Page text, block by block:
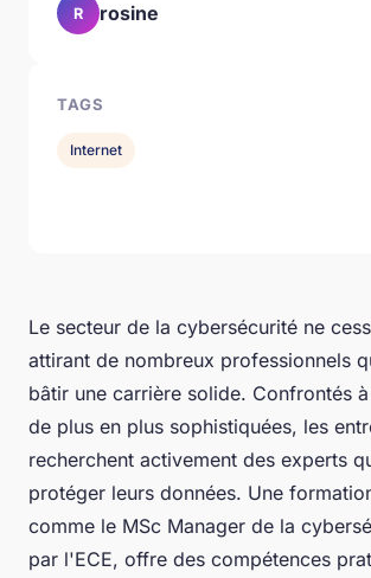
Le secteur de la cybersécurité ne
attirant de nombreux professionnels
bâtir une carrière solide. Confrontés
de plus en plus sophistiquées, les
recherchent activement des experts
protéger leurs données. Une
comme le MSc Manager de la
par l'ECE, offre des compétences
R rosine
TAGS
Internet